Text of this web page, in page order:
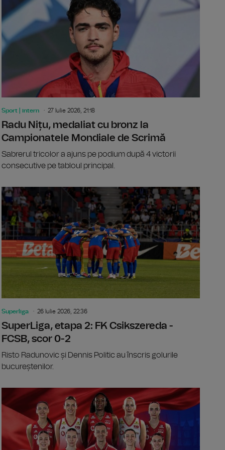
Sport | intern 27 Iulie 2026, 21:18
Radu Nițu, medaliat cu bronz la
Campionatele Mondiale de Scrimă
Sabrerul tricolor a ajuns pe podium după 4 victorii
consecutive pe tabloul principal.
etapa 2: CFR Cluj - FC Voluntari, scor 5-0 Sorana
Superliga 26 Iulie 2026, 22:36
SuperLiga, etapa 2: FK Csikszereda -
FCSB, scor 0-2
Risto Radunovic și Dennis Politic au înscris golurile
bucureștenilor.
5-a oară, Tadej Pogačar câștigă Turul Franţei